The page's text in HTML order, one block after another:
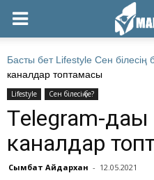
Басты бет Lifestyle Сен білесің
каналдар топтамасы
Lifestyle Сен білесің бе?
Тelegram-
каналдар
Сымбат Айдархан - 12.05.2021